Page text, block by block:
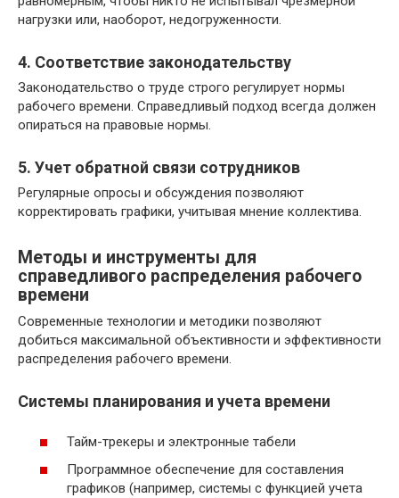
нагрузки или, наоборот, недогруженности.
4. Соответствие законодательству
Законодательство о труде строго регулирует нормы
рабочего времени. Справедливый подход всегда должен
опираться на правовые нормы.
5. Учет обратной связи сотрудников
Регулярные опросы и обсуждения позволяют
корректировать графики, учитывая мнение коллектива.
Методы и инструменты для
справедливого распределения рабочего
времени
Современные технологии и методики позволяют
добиться максимальной объективности и эффективности
распределения рабочего времени.
Системы планирования и учета времени
Тайм-трекеры и электронные табели
Программное обеспечение для составления
графиков (например, системы с функцией учета